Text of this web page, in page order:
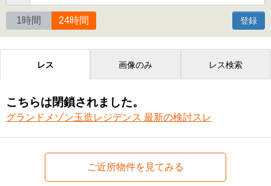
1時間 24時間 登録
レス 画像のみ レス検索
こちらは閉鎖されました。
グランドメゾン玉造レジデンス 最新の検討スレ
ご近所物件を見てみる